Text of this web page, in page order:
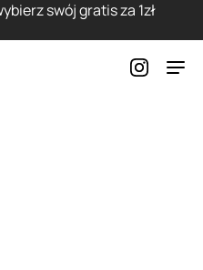
swój gratis za 1zł